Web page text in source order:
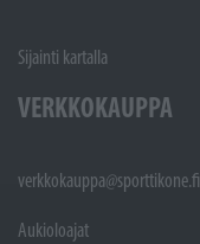
Sijainti kartalla
VERKKOKAUPPA
verkkokauppa@sporttikone.fi
Aukioloajat